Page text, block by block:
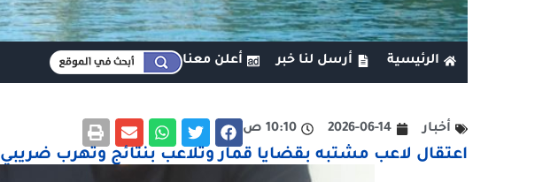
الرئيسية أرسل لنا خبر أعلن معنا
أخبار 2026-06-14 10:10 ص
اعتقال لاعب مشتبه بقضايا قمار وتلاعب بنتائج وتهرب ضريبي